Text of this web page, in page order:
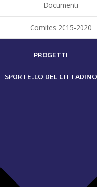
Documenti
Comites 2015-2020
PROGETTI
SPORTELLO DEL CITTADINO